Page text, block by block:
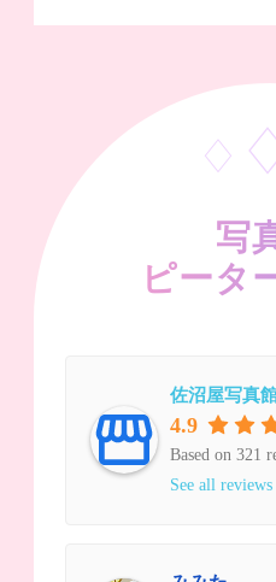
♢
写
ピータ
佐沼屋写真
4.9
Based on 321
See all reviews